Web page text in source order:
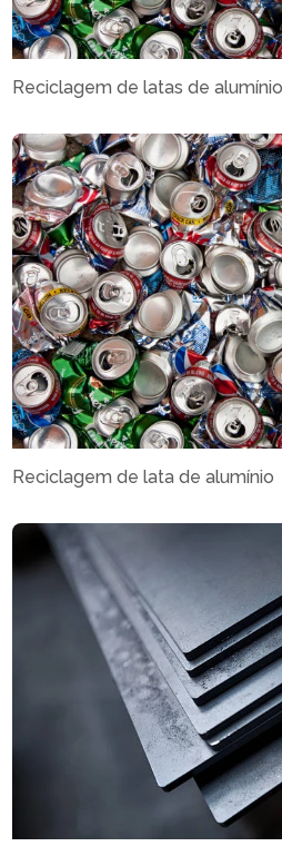
Reciclagem de latas de alumínio
Reciclagem de lata de alumínio